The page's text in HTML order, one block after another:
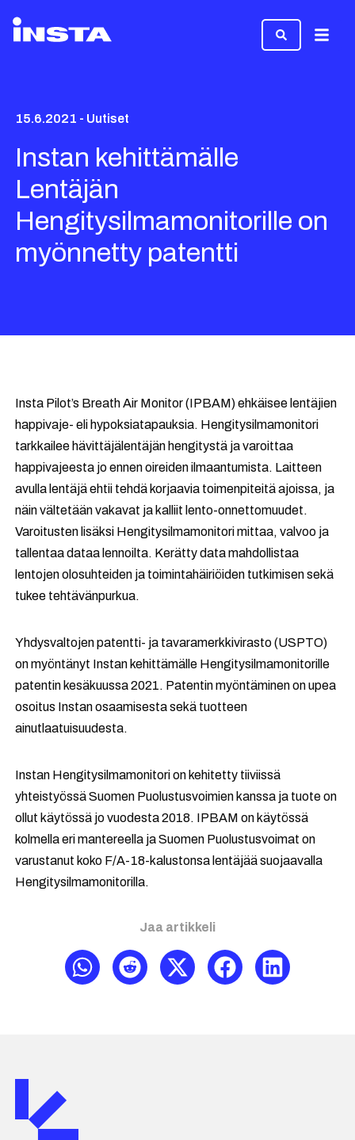
15.6.2021 - Uutiset
Instan kehittämälle
Lentäjän
Hengitysilmamonitorille on
myönnetty patentti
Insta Pilot’s Breath Air Monitor (IPBAM) ehkäisee lentäjien
happivaje- eli hypoksiatapauksia. Hengitysilmamonitori
tarkkailee hävittäjälentäjän hengitystä ja varoittaa
happivajeesta jo ennen oireiden ilmaantumista. Laitteen
avulla lentäjä ehtii tehdä korjaavia toimenpiteitä ajoissa, ja
näin vältetään vakavat ja kalliit lento-onnettomuudet.
Varoitusten lisäksi Hengitysilmamonitori mittaa, valvoo ja
tallentaa dataa lennoilta. Kerätty data mahdollistaa
lentojen olosuhteiden ja toimintahäiriöiden tutkimisen sekä
tukee tehtävänpurkua.
Yhdysvaltojen patentti- ja tavaramerkkivirasto (USPTO)
on myöntänyt Instan kehittämälle Hengitysilmamonitorille
patentin kesäkuussa 2021. Patentin myöntäminen on upea
osoitus Instan osaamisesta sekä tuotteen
ainutlaatuisuudesta.
Instan Hengitysilmamonitori on kehitetty tiiviissä
yhteistyössä Suomen Puolustusvoimien kanssa ja tuote on
ollut käytössä jo vuodesta 2018. IPBAM on käytössä
kolmella eri mantereella ja Suomen Puolustusvoimat on
varustanut koko F/A-18-kalustonsa lentäjää suojaavalla
Hengitysilmamonitorilla.
Jaa artikkeli